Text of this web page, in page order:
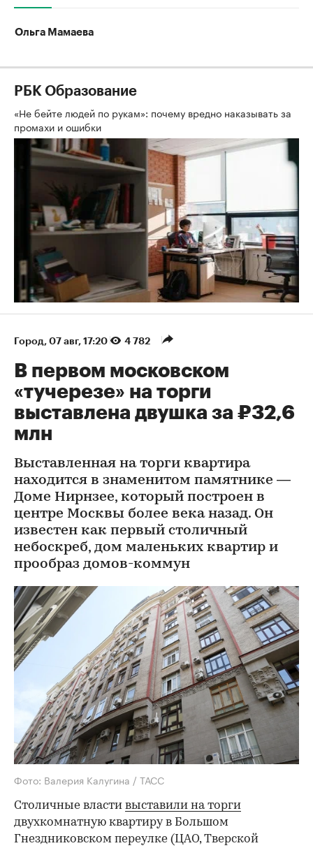
Ольга Мамаева
РБК Образование
«Не бейте людей по рукам»: почему вредно наказывать за
промахи и ошибки
Город⁠, 07 авг, 17:20 4 782
В первом московском
«тучерезе» на торги
выставлена двушка за ₽32,6
млн
Выставленная на торги квартира
находится в знаменитом памятнике —
Доме Нирнзее, который построен в
центре Москвы более века назад. Он
известен как первый столичный
небоскреб, дом маленьких квартир и
прообраз домов-коммун
Фото: Валерия Калугина / ТАСС
Столичные власти выставили на торги
двухкомнатную квартиру в Большом
Гнездниковском переулке (ЦАО, Тверской